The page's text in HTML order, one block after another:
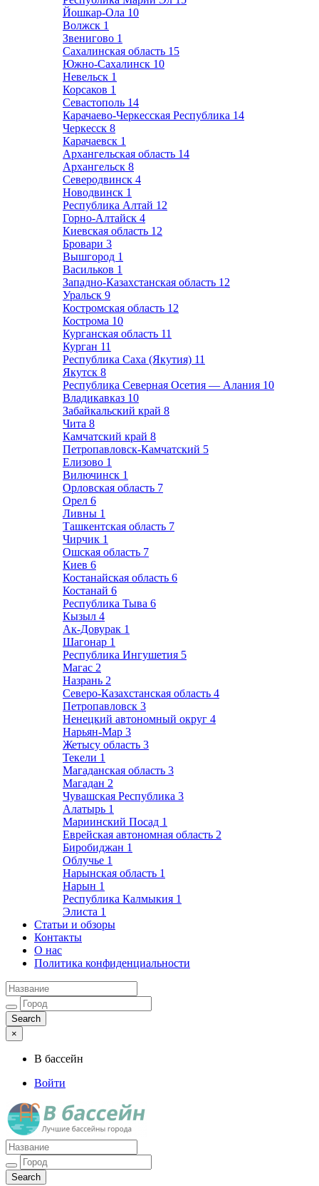
Йошкар-Ола 10
Волжск 1
Звенигово 1
Сахалинская область 15
Южно-Сахалинск 10
Невельск 1
Корсаков 1
Севастополь 14
Карачаево-Черкесская Республика 14
Черкесск 8
Карачаевск 1
Архангельская область 14
Архангельск 8
Северодвинск 4
Новодвинск 1
Республика Алтай 12
Горно-Алтайск 4
Киевская область 12
Бровари 3
Вышгород 1
Васильков 1
Западно-Казахстанская область 12
Уральск 9
Костромская область 12
Кострома 10
Курганская область 11
Курган 11
Республика Саха (Якутия) 11
Якутск 8
Республика Северная Осетия — Алания 10
Владикавказ 10
Забайкальский край 8
Чита 8
Камчатский край 8
Петропавловск-Камчатский 5
Елизово 1
Вилючинск 1
Орловская область 7
Орел 6
Ливны 1
Ташкентская область 7
Чирчик 1
Ошская область 7
Киев 6
Костанайская область 6
Костанай 6
Республика Тыва 6
Кызыл 4
Ак-Довурак 1
Шагонар 1
Республика Ингушетия 5
Магас 2
Назрань 2
Северо-Казахстанская область 4
Петропавловск 3
Ненецкий автономный округ 4
Нарьян-Мар 3
Жетысу область 3
Текели 1
Магаданская область 3
Магадан 2
Чувашская Республика 3
Алатырь 1
Мариинский Посад 1
Еврейская автономная область 2
Биробиджан 1
Облучье 1
Нарынская область 1
Нарын 1
Республика Калмыкия 1
Элиста 1
Статьи и обзоры
Контакты
О нас
Политика конфиденциальности
×
В бассейн
Войти
Лучшие бассейны города